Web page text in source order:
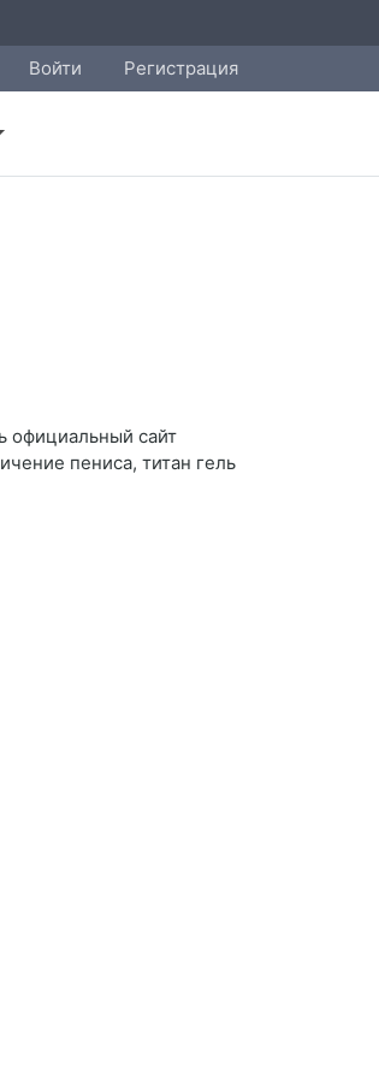
Войти Регистрация
официальный сайт
пениса, титан гель